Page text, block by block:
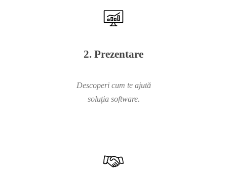
2. Prezentare
Descoperi cum te ajută
soluția software.